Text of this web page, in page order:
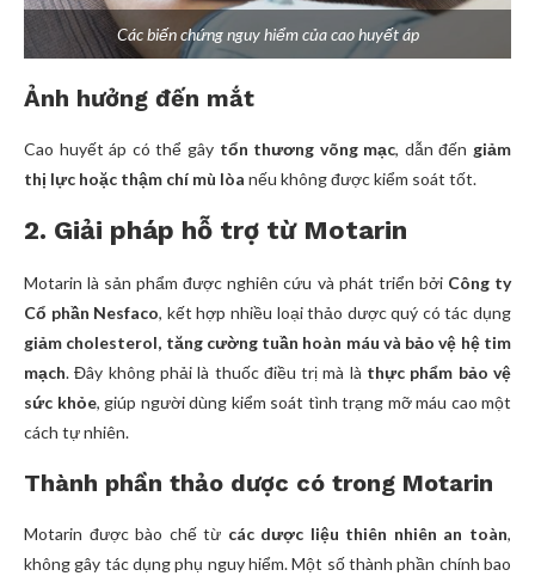
Các biến chứng nguy hiểm của cao huyết áp
Ảnh hưởng đến mắt
Cao huyết áp có thể gây tổn thương võng mạc, dẫn đến giảm
thị lực hoặc thậm chí mù lòa nếu không được kiểm soát tốt.
2. Giải pháp hỗ trợ từ Motarin
Motarin là sản phẩm được nghiên cứu và phát triển bởi Công ty
Cổ phần Nesfaco, kết hợp nhiều loại thảo dược quý có tác dụng
giảm cholesterol, tăng cường tuần hoàn máu và bảo vệ hệ tim
mạch. Đây không phải là thuốc điều trị mà là thực phẩm bảo vệ
sức khỏe, giúp người dùng kiểm soát tình trạng mỡ máu cao một
cách tự nhiên.
Thành phần thảo dược có trong Motarin
Motarin được bào chế từ các dược liệu thiên nhiên an toàn,
không gây tác dụng phụ nguy hiểm. Một số thành phần chính bao